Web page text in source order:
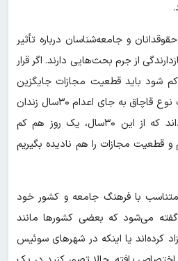
و جامعه‌شناسان درباره تأثیر
از جرم بحث‌هایی دارند. اگر قرار
شود باید قطعیت مجازات جایگزین
بیشتر شود؛ یعنی اگر برای یک نوع قاچاق به جای اعدام ۳۰سال زندان
تعیین شود متخلف باید بداند که از این ۳۰سال، یک روز هم کم
قطعیت مجازات را هم نادیده بگیریم
متناسب با فرهنگ جامعه و کشور خود
گفته می‌شود که بعضی کشورها مانند
کرده‌اند یا اینکه در شهرهای سوئیس